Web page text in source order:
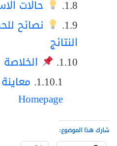
حالات
نصائح
النتائج
الخلاصة
Homepage
شارك هذا الموضوع: